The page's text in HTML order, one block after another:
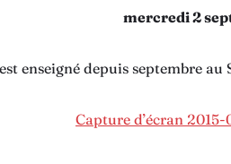
mercredi 2
enseigné depuis septembre